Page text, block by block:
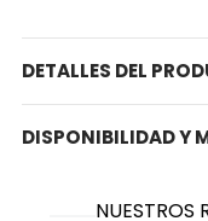
DETALLES DEL
DISPONIBILIDAD Y
NUESTROS